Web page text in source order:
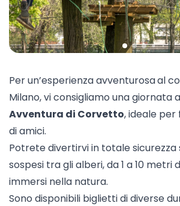
Per un’esperienza avventurosaal
Milano, vi consigliamo una giornata
Avventura di Corvetto, ideale per
di amici.
Potrete divertirvi in totale sicurezza
sospesi tra gli alberi, da 1 a 10 metri
immersi nella natura.
Sono disponibili biglietti di diverse